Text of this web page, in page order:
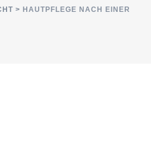
> HAUTPFLEGE NACH EINER